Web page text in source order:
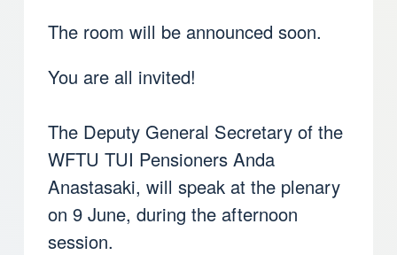
The room will be announced soon.
You are all invited!
The Deputy General Secretary of the
WFTU TUI Pensioners Anda
Anastasaki, will speak at the plenary
on 9 June, during the afternoon
session.